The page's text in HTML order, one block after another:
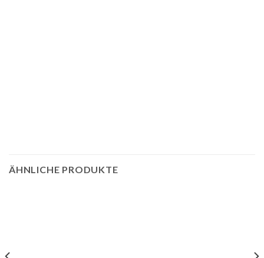
ÄHNLICHE PRODUKTE